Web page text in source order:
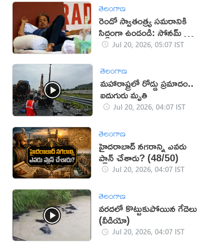
తెలంగాణ
రెండో స్వాతంత్ర్య సమరానికి
సిద్ధంగా ఉండండి: సోనమ్ వాంగ్
చుక్ పిలుపు
Jul 20, 2026, 05:07 IST
తెలంగాణ
మహారాష్ట్రలో రోడ్డు ప్రమాదం..
ఐదుగురు మృతి
Jul 20, 2026, 04:07 IST
తెలంగాణ
హైదరాబాద్ నగరాన్ని ఎవరు
ప్లాన్ చేశారు? (48/50)
Jul 20, 2026, 04:07 IST
తెలంగాణ
వరదలో కొట్టుకుపోయిన గేదెలు
(వీడియో)
Jul 20, 2026, 04:07 IST